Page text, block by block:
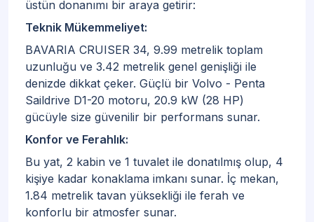
üstün donanımı bir araya getirir:
Teknik Mükemmeliyet:
BAVARIA CRUISER 34, 9.99 metrelik toplam
uzunluğu ve 3.42 metrelik genel genişliği ile
denizde dikkat çeker. Güçlü bir Volvo - Penta
Saildrive D1-20 motoru, 20.9 kW (28 HP)
gücüyle size güvenilir bir performans sunar.
Konfor ve Ferahlık:
Bu yat, 2 kabin ve 1 tuvalet ile donatılmış olup, 4
kişiye kadar konaklama imkanı sunar. İç mekan,
1.84 metrelik tavan yüksekliği ile ferah ve
konforlu bir atmosfer sunar.